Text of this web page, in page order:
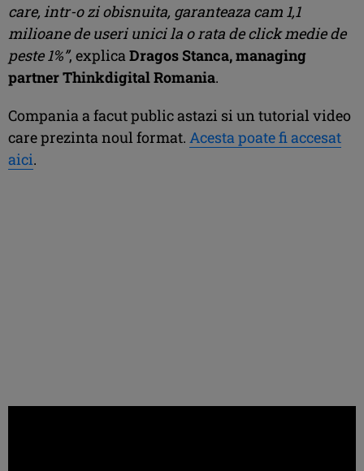
care, intr-o zi obisnuita, garanteaza cam 1,1
milioane de useri unici la o rata de click medie de
peste 1%”, explicaDragos Stanca, managing
partner Thinkdigital Romania.
Compania a facut public astazi si un tutorial video
care prezinta noul format. Acesta poate fi accesat
aici.